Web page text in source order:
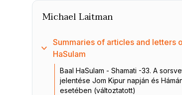
Michael Laitman
Summaries of articles and letters
HaSulam
Baal HaSulam - Shamati -33. A
jelentése Jom Kipur napján és
esetében (változtatott)